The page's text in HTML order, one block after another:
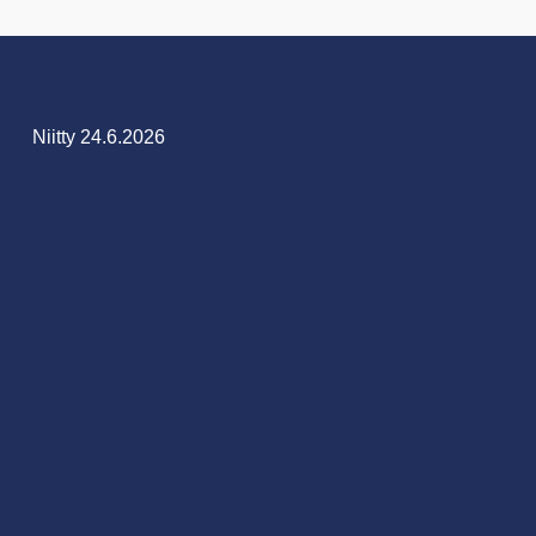
Niitty 24.6.2026